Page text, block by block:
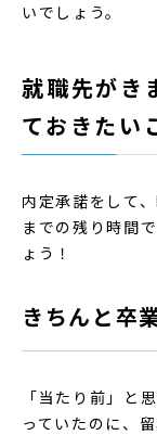
いでしょう。
就職先がき
ておきたい
内定承諾をして
までの残り時間
ょう！
きちんと卒
「当たり前」と
っていたのに、